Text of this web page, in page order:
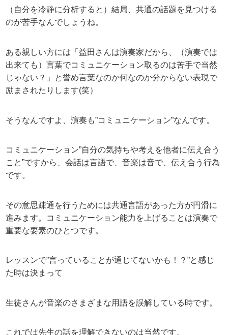
（自分を冷静に分析すると）結局、共通の話題を見つける
のが苦手なんでしょうね。
ある親しい方には「益田さんは演奏家だから、（演奏では
出来ても）言葉でコミュニケーション取るのは苦手で当然
じゃない？」と誉め言葉なのか何なのか分からない表現で
励まされたりします(笑）
そうなんですよ、演奏も”コミュニケーション”なんです。
コミュニケーション”自分の気持ちや考えを他者に伝え合う
こと”ですから、会話は言語で、音楽は音で、伝え合う行為
です。
その意思疎通を行うためには共通言語があった方が円滑に
進みます。コミュニケーション能力を上げることは演奏で
重要な要素のひとつです。
レッスンで”言っていることが通じてないかも！？”と感じ
た時は決まって
生徒さんが音楽のさまざまな用語を誤解している時です。
これでは先生の話を理解できないのは当然です。